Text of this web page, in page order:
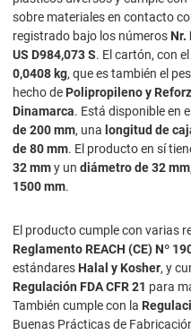
sobre materiales en contacto
registrado bajo los números Nr.
US D984,073 S. El cartón, con el
0,0408 kg, que es también el
hecho de Polipropileno y
Dinamarca. Está disponible en
de 200 mm, una longitud de
de 80 mm. El producto en sí
32 mmy un diámetro de 32 mm
1500 mm.
El producto cumple con varias
Reglamento REACH (CE) Nº
estándares Halal y Kosher, y
Regulación FDA CFR 21 para
También cumple con la
Buenas Prácticas de